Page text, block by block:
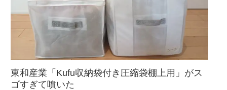
東和産業「Kufu収納袋付き圧縮袋棚上用」がス
ゴすぎて噴いた